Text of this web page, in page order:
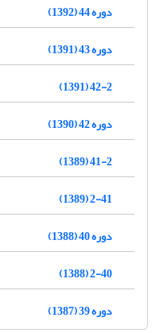
دوره 44 (1392)
دوره 43 (1391)
42-2 (1391)
دوره 42 (1390)
41-2 (1389)
2-41 (1389)
دوره 40 (1388)
2-40 (1388)
دوره 39 (1387)